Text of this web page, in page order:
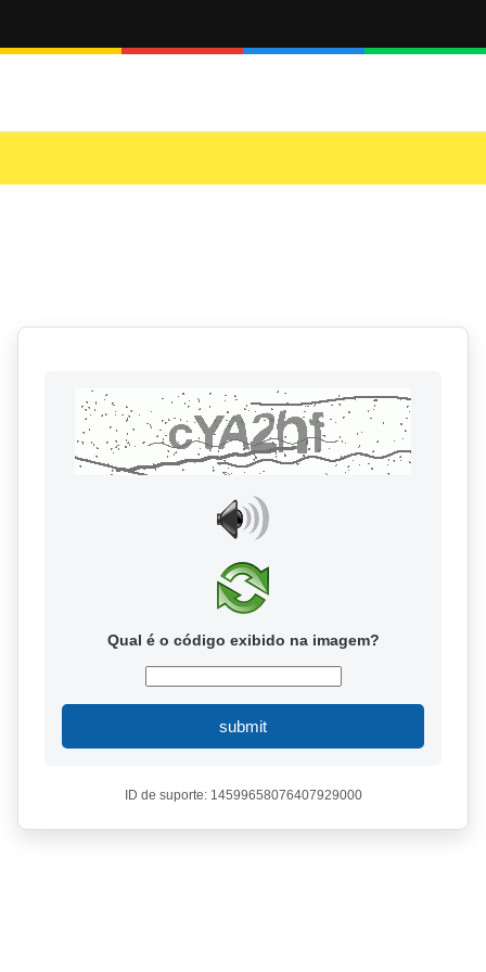
Qual é o código exibido na imagem?
submit
ID de suporte: 14599658076407929000